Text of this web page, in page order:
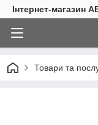
Інтернет-магазин
Товари та